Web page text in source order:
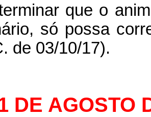
que o
só possa
de 03/10/17).
DE AGOSTO